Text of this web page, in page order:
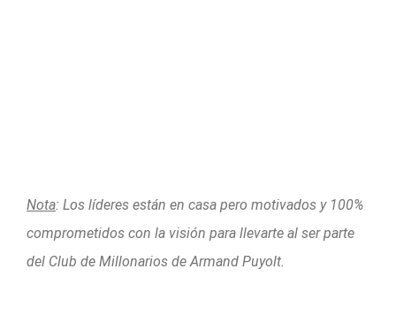
Nota: Los líderes están en casa pero motivados y 100%
comprometidos con la visión para llevarte al ser parte
del Club de Millonarios de Armand Puyolt.